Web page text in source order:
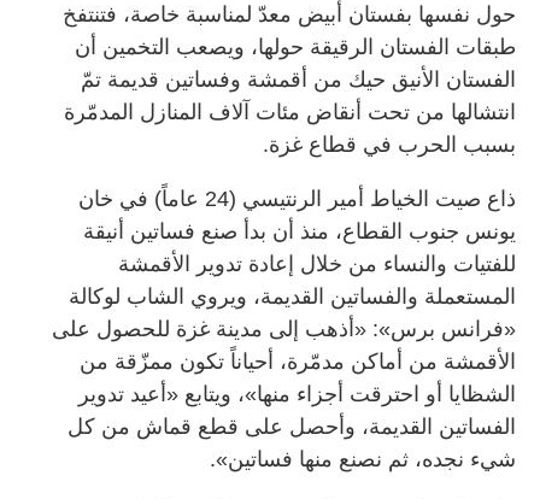
حول نفسها بفستان أبيض معدّ لمناسبة خاصة، فتنتفخ
طبقات الفستان الرقيقة حولها، ويصعب التخمين أن
الفستان الأنيق حيك من أقمشة وفساتين قديمة تمّ
انتشالها من تحت أنقاض مئات آلاف المنازل المدمّرة
بسبب الحرب في قطاع غزة.
ذاع صيت الخياط أمير الرنتيسي (24 عاماً) في خان
يونس جنوب القطاع، منذ أن بدأ صنع فساتين أنيقة
للفتيات والنساء من خلال إعادة تدوير الأقمشة
المستعملة والفساتين القديمة، ويروي الشاب لوكالة
«فرانس برس»: «أذهب إلى مدينة غزة للحصول على
الأقمشة من أماكن مدمّرة، أحياناً تكون ممزّقة من
الشظايا أو احترقت أجزاء منها»، ويتابع «أعيد تدوير
الفساتين القديمة، وأحصل على قطع قماش من كل
شيء نجده، ثم نصنع منها فساتين».